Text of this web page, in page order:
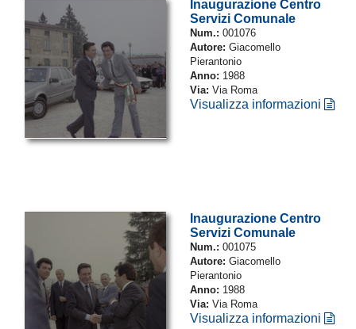
Inaugurazione Centro
Servizi Comunale
Num.: 001076
Autore: Giacomello
Pierantonio
Anno: 1988
Via: Via Roma
Visualizza informazioni
Inaugurazione Centro
Servizi Comunale
Num.: 001075
Autore: Giacomello
Pierantonio
Anno: 1988
Via: Via Roma
Visualizza informazioni